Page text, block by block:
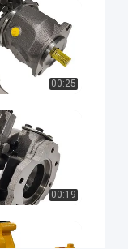
للحفارة,مضخة
هيدروليكية في
الحفرة
#
Excavator
Hydraulic
Pump In
Excavator
00:25
00:19